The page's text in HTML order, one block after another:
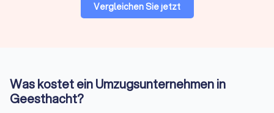
Preise & Modelle in Geesthacht
Vergleichen Sie jetzt
Was kostet ein Umzugsunternehmen in
Geesthacht?